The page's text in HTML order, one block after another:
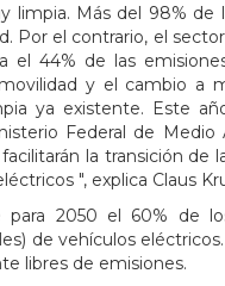
limpia. Más del 98% de
Por el contrario, el
el 44% de las
y el cambio a
ya existente. Este
Federal de Medio
la transición de
", explica Claus
2050 el 60% de
de vehículos
libres de emisiones.